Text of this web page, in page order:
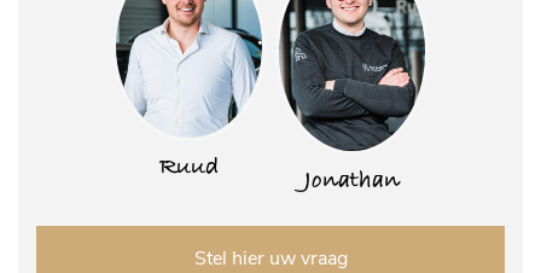
Ruud Jonathan
Stel hier uw vraag